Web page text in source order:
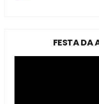
FESTA DA